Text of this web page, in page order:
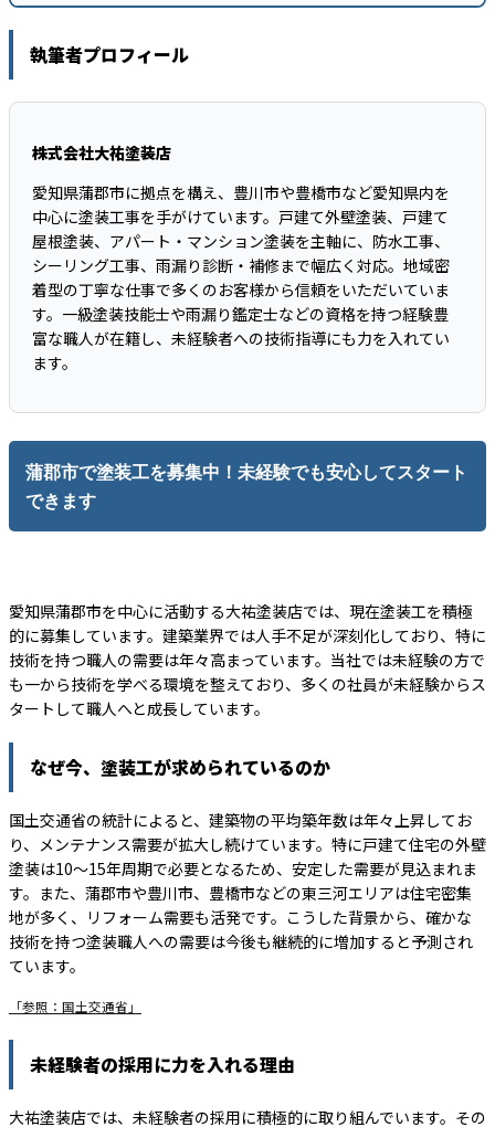
執筆者プロフィール
株式会社大祐塗装店
愛知県蒲郡市に拠点を構え、豊川市や豊橋市など愛知県内を
中心に塗装工事を手がけています。戸建て外壁塗装、戸建て
屋根塗装、アパート・マンション塗装を主軸に、防水工事、
シーリング工事、雨漏り診断・補修まで幅広く対応。地域密
着型の丁寧な仕事で多くのお客様から信頼をいただいていま
す。一級塗装技能士や雨漏り鑑定士などの資格を持つ経験豊
富な職人が在籍し、未経験者への技術指導にも力を入れてい
ます。
蒲郡市で塗装工を募集中！未経験でも安心してスタート
できます
愛知県蒲郡市を中心に活動する大祐塗装店では、現在塗装工を積極
的に募集しています。建築業界では人手不足が深刻化しており、特に
技術を持つ職人の需要は年々高まっています。当社では未経験の方で
も一から技術を学べる環境を整えており、多くの社員が未経験からス
タートして職人へと成長しています。
なぜ今、塗装工が求められているのか
国土交通省の統計によると、建築物の平均築年数は年々上昇してお
り、メンテナンス需要が拡大し続けています。特に戸建て住宅の外壁
塗装は10〜15年周期で必要となるため、安定した需要が見込まれま
す。また、蒲郡市や豊川市、豊橋市などの東三河エリアは住宅密集
地が多く、リフォーム需要も活発です。こうした背景から、確かな
技術を持つ塗装職人への需要は今後も継続的に増加すると予測され
ています。
「参照：国土交通省」
未経験者の採用に力を入れる理由
大祐塗装店では、未経験者の採用に積極的に取り組んでいます。その